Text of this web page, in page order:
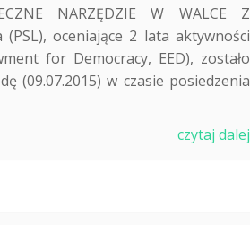
NARZĘDZIE W WALCE Z
(PSL), oceniające 2 lata aktywności
for Democracy, EED), zostało
(09.07.2015) w czasie posiedzenia
czytaj dalej